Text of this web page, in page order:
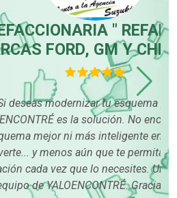
" REFAMAS "
GM Y CHRYSLER
tu esquema publicitario
solución. No encontrarás un
más inteligente enfocado a
aún que te permita modificar tu
lo necesites. Una felicitación
Gracias a su enorme